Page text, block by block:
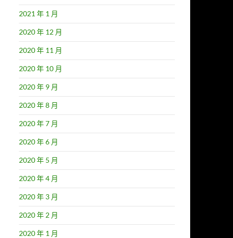
2021 年 1 月
2020 年 12 月
2020 年 11 月
2020 年 10 月
2020 年 9 月
2020 年 8 月
2020 年 7 月
2020 年 6 月
2020 年 5 月
2020 年 4 月
2020 年 3 月
2020 年 2 月
2020 年 1 月